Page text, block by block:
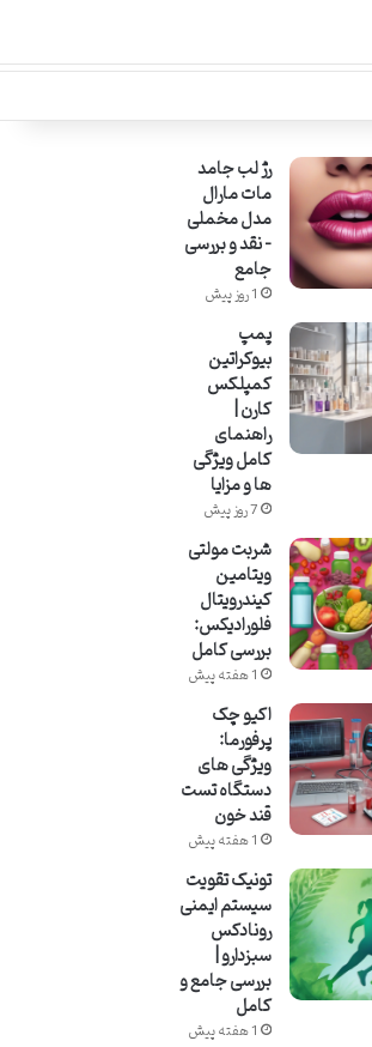
رژ لب جامد
مات مارال
مدل مخملی
– نقد و بررسی
جامع
1 روز پیش
پمپ
بیوکراتین
کمپلکس
کارن |
راهنمای
کامل ویژگی
ها و مزایا
7 روز پیش
شربت مولتی
ویتامین
کیندرویتال
فلورادیکس:
بررسی کامل
1 هفته پیش
اکیو چک
پرفورما:
ویژگی های
دستگاه تست
قند خون
1 هفته پیش
تونیک تقویت
سیستم ایمنی
رونادکس
سبزدارو |
بررسی جامع و
کامل
1 هفته پیش